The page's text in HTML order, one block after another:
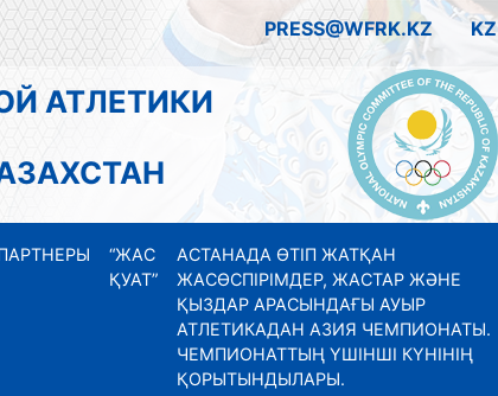
PRESS@WFRK.KZ KZ
АТЛЕТИКИ
“ЖАС
ҚУАТ”
АСТАНАДА ӨТІП ЖАТҚАН
ЖАСӨСПІРІМДЕР, ЖАСТАР ЖӘНЕ
ҚЫЗДАР АРАСЫНДАҒЫ АУЫР
АТЛЕТИКАДАН АЗИЯ ЧЕМПИОНАТЫ.
ЧЕМПИОНАТТЫҢ ҮШІНШІ КҮНІНІҢ
ҚОРЫТЫНДЫЛАРЫ.